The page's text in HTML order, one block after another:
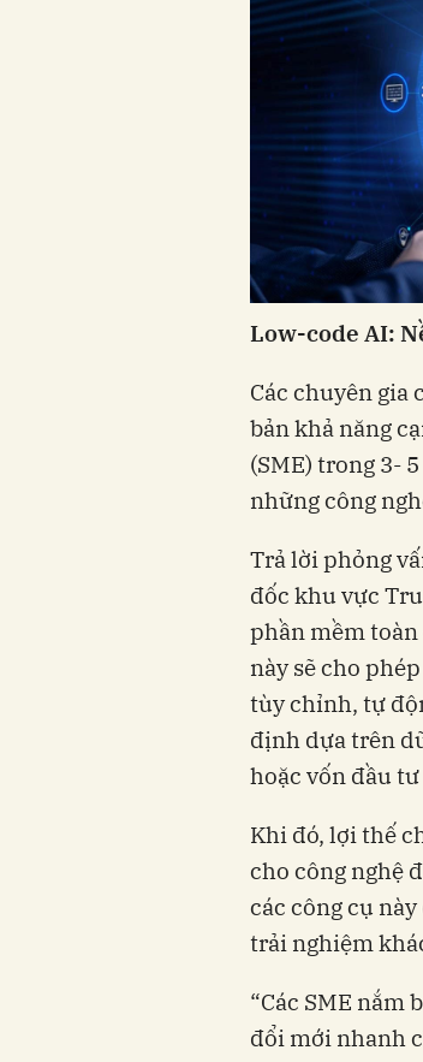
Low-code AI:
Các chuyên gia
bản khả năng
(SME) trong 3-
những công
Trả lời phỏng
đốc khu vực
phần mềm
này sẽ cho
tùy chỉnh, tự
định dựa trên
hoặc vốn đầu tư
Khi đó, lợi thế
cho công nghệ
các công cụ
trải nghiệm
“Các SME nắm
đổi mới nhanh